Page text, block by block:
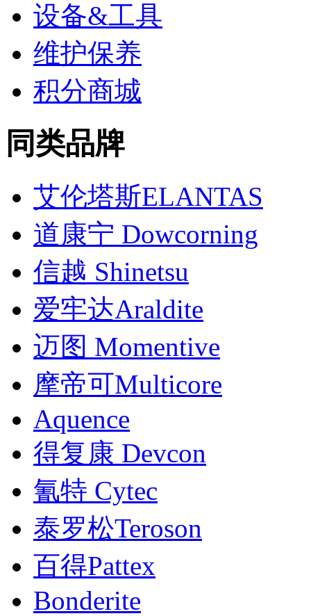
设备&工具
维护保养
积分商城
同类品牌
艾伦塔斯ELANTAS
道康宁 Dowcorning
信越 Shinetsu
爱牢达Araldite
迈图 Momentive
摩帝可Multicore
Aquence
得复康 Devcon
氰特 Cytec
泰罗松Teroson
百得Pattex
Bonderite